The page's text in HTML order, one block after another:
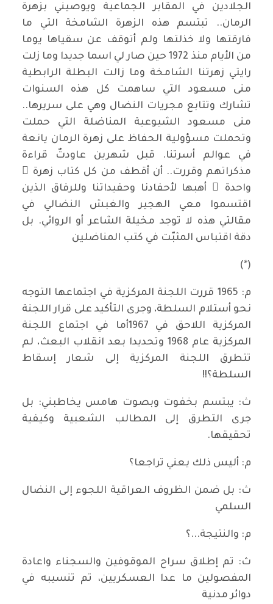
الجلادين في المقابر الجماعية ويوصيني بزهرة
الرمان.. تبتسم هذه الزهرة الشامخة التي ما
فارقتها ولا خذلتها ولم أتوقف عن سقياها يوما
من الأيام منذ 1972 حين صار لي اسما جديدا وما زلت
رايتي زهرتنا الشامخة وما زالت البطلة الرابطية
منى مسعود التي ساهمت كل هذه السنوات
تشارك وتتابع مجريات النضال وهي على سريرها..
منى مسعود الشيوعية المناضلة التي حملت
وتحملت مسؤولية الحفاظ على زهرة الرمان يانعة
في عوالم أسرتنا. قبل شهرين عاودتٌ قراءة
مذكراتهم وقررت.. أن أقطف من كل كتاب زهرة ً
واحدة ً أهبها لأحفادنا وحفيداتنا وللرفاق الذين
اقتسموا معي الهجير والغبش النضالي في
مقالتي هذه لا توجد مخيلة الشاعر أو الروائي. بل
دقة اقتباس المثبّت في كتب المناضلين
(*)
م: 1965 قررت اللجنة المركزية في اجتماعها التوجه
نحو أستلام السلطة، وجرى التأكيد على قرار اللجنة
المركزية اللاحق في 1967أما في اجتماع اللجنة
المركزية عام 1968 وتحديدا بعد انقلاب البعث، لم
تتطرق اللجنة المركزية إلى شعار إسقاط
السلطة؟!!
ث: يبتسم بخفوت وبصوت هامس يخاطبني: بل
جرى التطرق إلى المطالب الشعبية وكيفية
تحقيقها.
م: أليس ذلك يعني تراجعا؟
ث: بل ضمن الظروف العراقية اللجوء إلى النضال
السلمي
م: والنتيجة...؟
ث: تم إطلاق سراح الموقوفين والسجناء واعادة
المفصولين ما عدا العسكريين، تم تنسيبه في
دوائر مدنية